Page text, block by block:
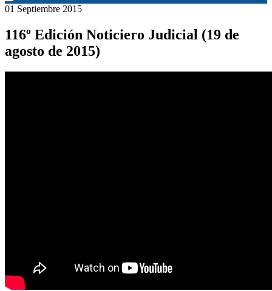
01 Septiembre 2015
116º Edición Noticiero Judicial (19 de
agosto de 2015)